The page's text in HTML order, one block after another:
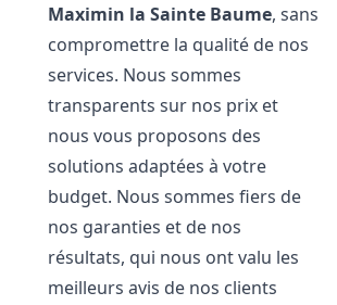
Maximin la Sainte Baume, sans
compromettre la qualité de nos
services. Nous sommes
transparents sur nos prix et
nous vous proposons des
solutions adaptées à votre
budget. Nous sommes fiers de
nos garanties et de nos
résultats, qui nous ont valu les
meilleurs avis de nos clients